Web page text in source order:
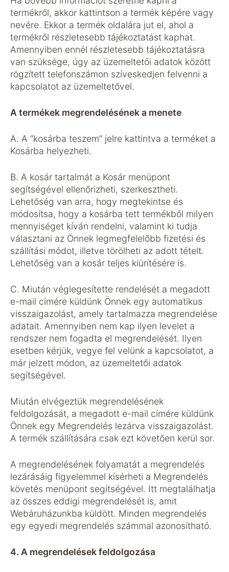
termékről, akkor kattintson a termék képére vagy
nevére. Ekkor a termék oldalára jut el, ahol a
termékről részletesebb tájékoztatást kaphat.
Amennyiben ennél részletesebb tájékoztatásra
van szüksége, úgy az üzemeltetői adatok között
rögzített telefonszámon szíveskedjen felvenni a
kapcsolatot az üzemeltetővel.
A termékek megrendelésének a menete
A. A “kosárba teszem” jelre kattintva a terméket a
Kosárba helyezheti.
B. A kosár tartalmát a Kosár menüpont
segítségével ellenőrizheti, szerkesztheti.
Lehetőség van arra, hogy megtekintse és
módosítsa, hogy a kosárba tett termékből milyen
mennyiséget kíván rendelni, valamint ki tudja
választani az Önnek legmegfelelőbb fizetési és
szállítási módot, illetve törölheti az adott tételt.
Lehetőség van a kosár teljes kiürítésére is.
C. Miután véglegesítette rendelését a megadott
e-mail címére küldünk Önnek egy automatikus
visszaigazolást, amely tartalmazza megrendelése
adatait. Amennyiben nem kap ilyen levelet a
rendszer nem fogadta el megrendelését. Ilyen
esetben kérjük, vegye fel velünk a kapcsolatot, a
már jelzett módon, az üzemeltetői adatok
segítségével.
Miután elvégeztük megrendelésének
feldolgozását, a megadott e-mail címére küldünk
Önnek egy Megrendelés lezárva visszaigazolást.
A termék szállítására csak ezt követően kerül sor.
A megrendelésének folyamatát a megrendelés
lezárásáig figyelemmel kísérheti a Megrendelés
követés menüpont segítségével. Itt megtalálhatja
az összes eddigi megrendelését is, amit
Webáruházunkba küldött. Minden megrendelés
egy egyedi megrendelés számmal azonosítható.
4. A megrendelések feldolgozása